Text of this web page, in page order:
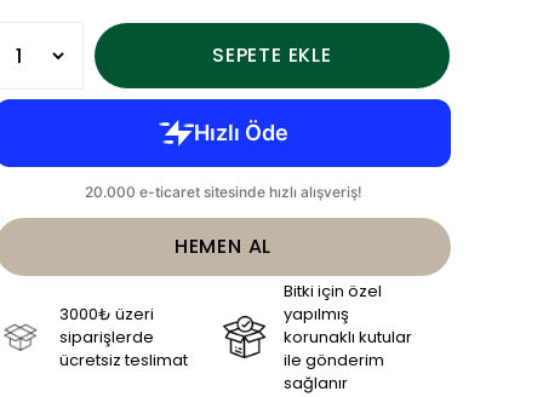
SEPETE EKLE
HEMEN AL
3000₺ üzeri
siparişlerde
ücretsiz teslimat
Bitki için özel
yapılmış
korunaklı kutular
ile gönderim
sağlanır